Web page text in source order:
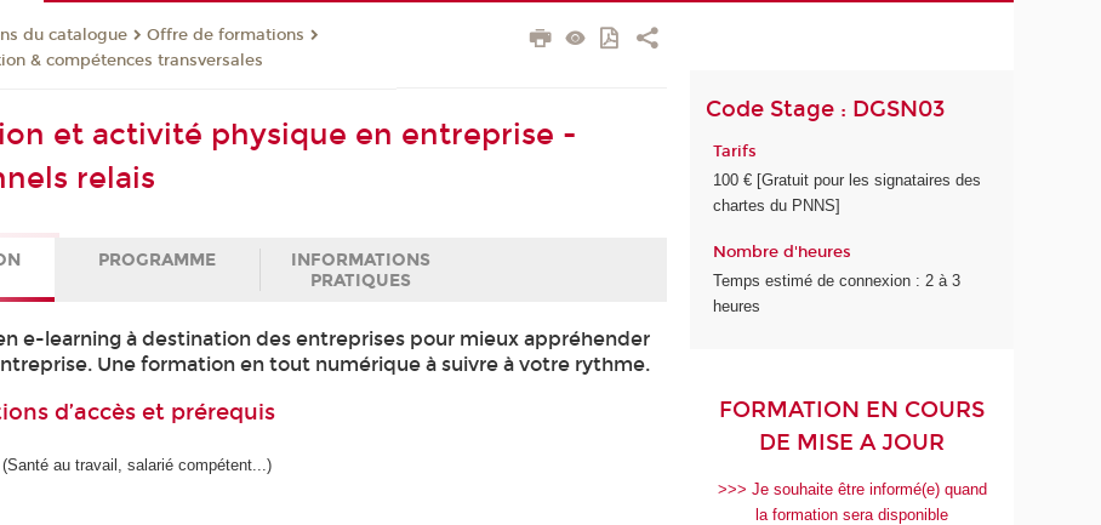
du catalogue
Offre de formations
& compétences transversales
et activité physique en entreprise -
relais
PROGRAMME
INFORMATIONS
PRATIQUES
e-learning à destination des entreprises pour mieux appréhender
Une formation en tout numérique à suivre à votre rythme.
d’accès et prérequis
au travail, salarié compétent...)
Code Stage : DGSN03
Tarifs
100 € [Gratuit pour les signataires des
chartes du PNNS]
Nombre d'heures
Temps estimé de connexion : 2 à 3
heures
FORMATION EN COURS
DE MISE A JOUR
>>> Je souhaite être informé(e) quand
la formation sera disponible